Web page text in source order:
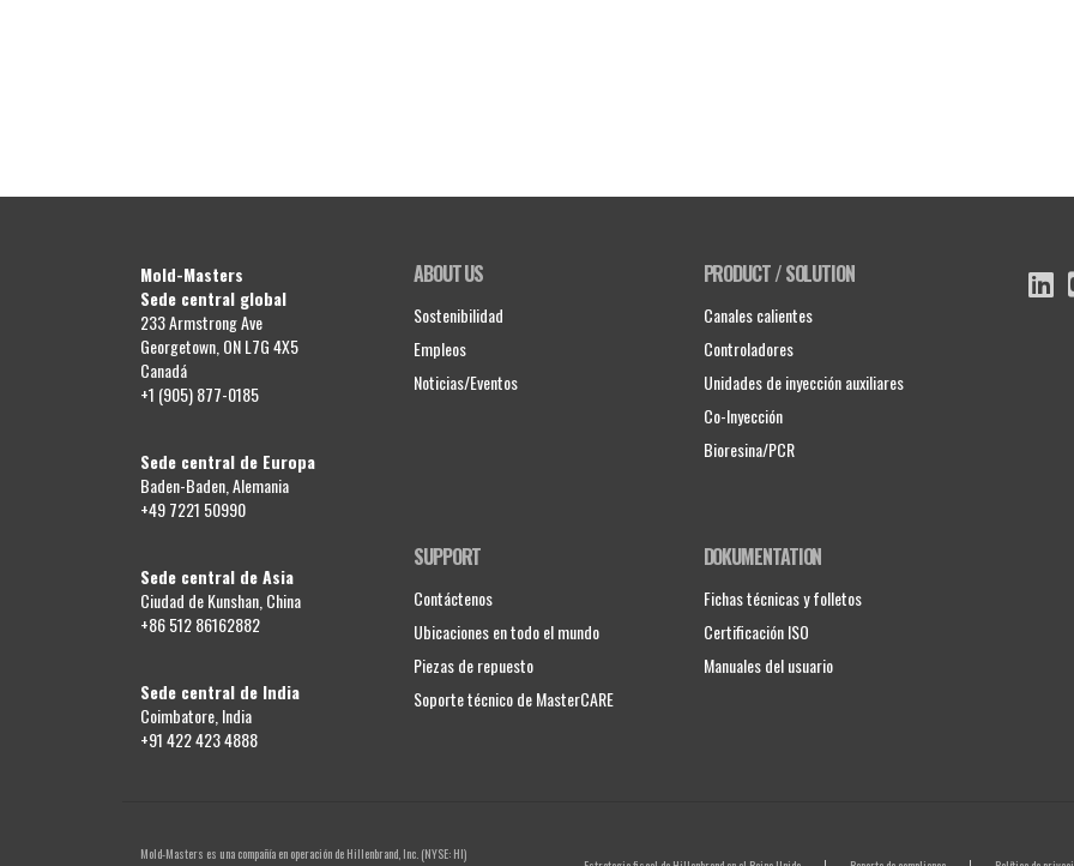
Mold-Masters
Sede central global
233 Armstrong Ave
Georgetown, ON L7G 4X5
Canadá
+1 (905) 877-0185
Sede central de Europa
Baden-Baden, Alemania
+49 7221 50990
Sede central de Asia
Ciudad de Kunshan, China
+86 512 86162882
Sede central de India
Coimbatore, India
+91 422 423 4888
ABOUT US
Sostenibilidad
Empleos
Noticias/Eventos
SUPPORT
Contáctenos
Ubicaciones en todo el mundo
Piezas de repuesto
Soporte técnico de MasterCARE
PRODUCT / SOLUTION
Canales calientes
Controladores
Unidades de inyección auxiliares
Co-Inyección
Bioresina/PCR
DOKUMENTATION
Fichas técnicas y folletos
Certificación ISO
Manuales del usuario
Mold-Masters es una compañía en operación de Hillenbrand, Inc. (NYSE: HI)